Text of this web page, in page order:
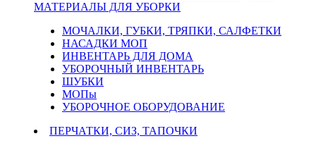
МАТЕРИАЛЫ ДЛЯ УБОРКИ
МОЧАЛКИ, ГУБКИ, ТРЯПКИ, САЛФЕТКИ
НАСАДКИ МОП
ИНВЕНТАРЬ ДЛЯ ДОМА
УБОРОЧНЫЙ ИНВЕНТАРЬ
ШУБКИ
МОПы
УБОРОЧНОЕ ОБОРУДОВАНИЕ
ПЕРЧАТКИ, СИЗ, ТАПОЧКИ